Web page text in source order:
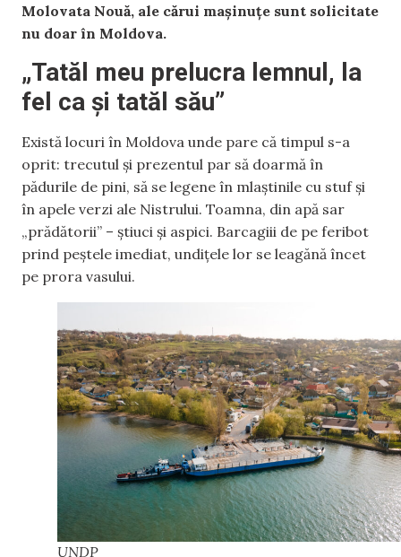
Molovata Nouă, ale cărui mașinuțe sunt solicitate
nu doar în Moldova.
„Tatăl meu prelucra lemnul, la
fel ca și tatăl său”
Există locuri în Moldova unde pare că timpul s-a
oprit: trecutul și prezentul par să doarmă în
pădurile de pini, să se legene în mlaștinile cu stuf și
în apele verzi ale Nistrului. Toamna, din apă sar
„prădătorii” – știuci și aspici. Barcagiii de pe feribot
prind peștele imediat, undițele lor se leagănă încet
pe prora vasului.
UNDP